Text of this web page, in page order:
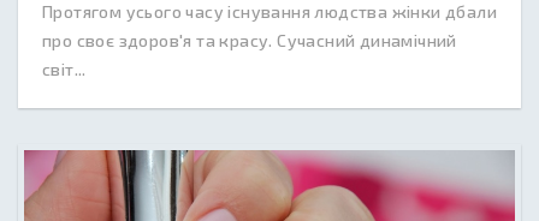
Протягом усього часу існування людства жінки дбали
про своє здоров'я та красу. Сучасний динамічний
світ...